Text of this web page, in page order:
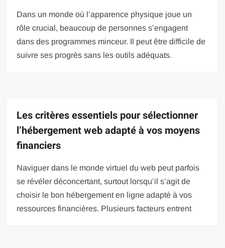
Dans un monde où l’apparence physique joue un
rôle crucial, beaucoup de personnes s’engagent
dans des programmes minceur. Il peut être difficile de
suivre ses progrès sans les outils adéquats.
Les critères essentiels pour sélectionner
l’hébergement web adapté à vos moyens
financiers
Naviguer dans le monde virtuel du web peut parfois
se révéler déconcertant, surtout lorsqu’il s’agit de
choisir le bon hébergement en ligne adapté à vos
ressources financières. Plusieurs facteurs entrent